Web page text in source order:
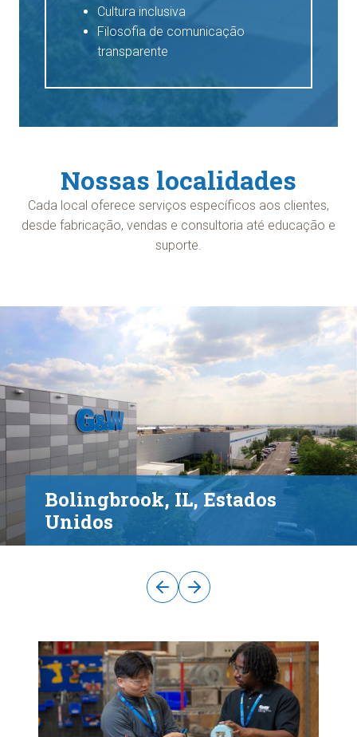
Cultura inclusiva
Filosofia de comunicação
transparente
Nossas localidades
Cada local oferece serviços específicos aos clientes,
desde fabricação, vendas e consultoria até educação e
suporte.
Bolingbrook, IL, Estados
Unidos